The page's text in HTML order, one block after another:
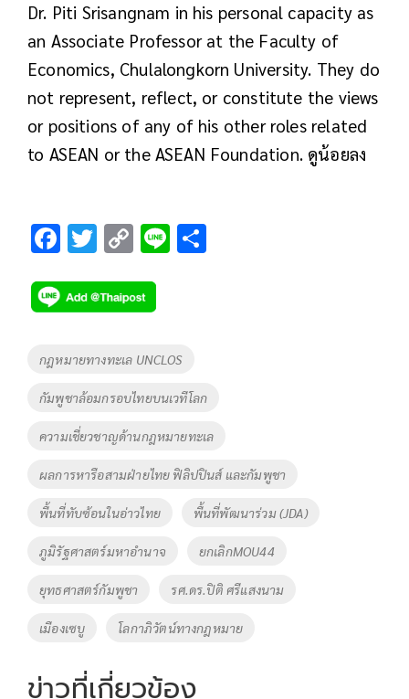
Dr. Piti Srisangnam in his personal capacity as
an Associate Professor at the Faculty of
Economics, Chulalongkorn University. They do
not represent, reflect, or constitute the views
or positions of any of his other roles related
to ASEAN or the ASEAN Foundation. ดูน้อยลง
F
e
b
o
k
T
tt
er
C
p
y
Li
n
k
Li
Tags
กฎหมายทางทะเล​ UNCLOS
กัมพูชาล้อมกรอบไทยบนเวทีโลก
ความเชี่ยวชาญด้านกฎหมายทะเล
ผลการหารือสามฝ่ายไทย ฟิลิปปินส์ และกัมพูชา
พื้นที่ทับซ้อนในอ่าวไทย พื้นที่พัฒนาร่วม (JDA)
ภูมิรัฐศาสตร์มหาอำนาจ ยกเลิกMOU44
ยุทธศาสตร์กัมพูชา รศ.ดร.ปิติ ศรีแสงนาม
เมืองเซบู โลกาภิวัตน์ทางกฎหมาย
ข่าวที่เกี่ยวข้อง